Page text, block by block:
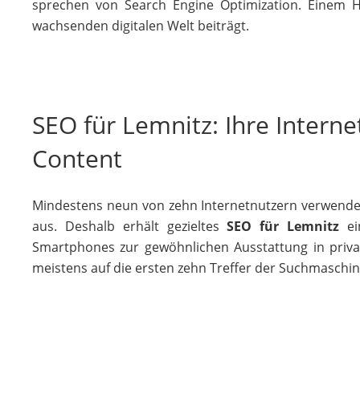
sprechen von Search Engine Optimization.
wachsenden digitalen Welt beiträgt.
SEO für Lemnitz: Ihre
Content
Mindestens neun von zehn Internetnutzern
aus. Deshalb erhält gezieltesSEO für Lemnitz
Smartphones zur gewöhnlichen Ausstattung in
meistens auf die ersten zehn Treffer der